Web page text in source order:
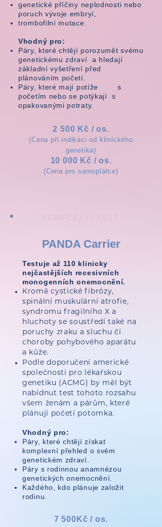
genetické příčiny neplodnosti nebo
poruch vývoje embryí,
trombofilní mutace.
Vhodný pro:
Páry, které chtějí porozumět svému
genetickému zdraví a hledají
základní vyšetření před
plánováním početí.
Páry, které mají potíže s
početím nebo se potýkají s
opakovanými potraty.
2 500 Kč / os.
(Cena při indikaci od klinického
genetika)
10 000 Kč / os.
(Cena pro samoplátce)
PANDA Carrier
Testuje až 110 klinicky
nejčastějších recesivních
monogenních onemocnění.
Kromě cystické fibrózy,
spinální muskulární atrofie,
syndromu fragilního X a
hluchoty se soustředí také na
poruchy zraku a sluchu či
choroby pohybového aparátu
a kůže.
Podle doporučení americké
společnosti pro lékařskou
genetiku (ACMG) by měl být
nabídnut test tohoto rozsahu
všem ženám a párům, které
plánují početí potomka.
Vhodný pro:
Páry, které chtějí získat
komplexní přehled o svém
genetickém zdraví.
Páry s rodinnou anamnézou
genetických onemocnění.
Každého, kdo plánuje založit
rodinu.
7 500 Kč / os.